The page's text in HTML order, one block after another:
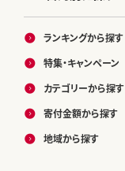
ランキングから探す
特集・キャンペーン
カテゴリーから探す
寄付金額から探す
地域から探す